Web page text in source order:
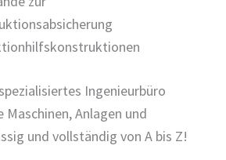
Ingenieurbüro
Anlagen und
und vollständig von A bis Z!